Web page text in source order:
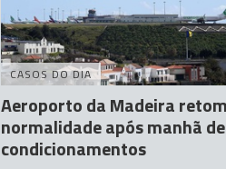
CASOS DO DIA
Aeroporto da Madeira
normalidade após manhã de
condicionamentos